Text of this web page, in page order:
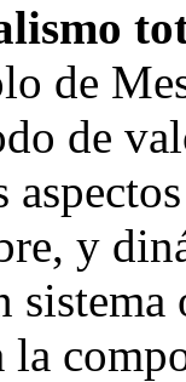
de
de
y